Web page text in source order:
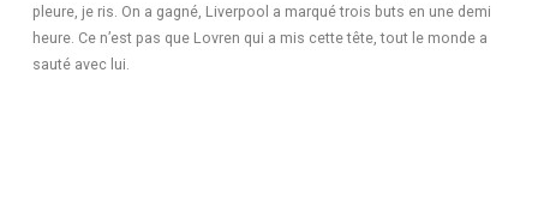
pleure, je ris. On a gagné, Liverpool a marqué trois buts en une demi
heure. Ce n’est pas que Lovren qui a mis cette tête, tout le monde a
sauté avec lui.